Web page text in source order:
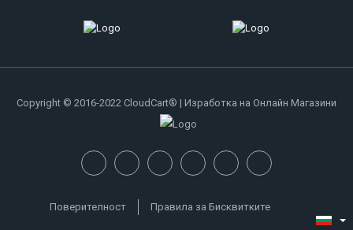
Copyright © 2016-2022 CloudCart® | Изработка на Онлайн Магазини
Поверителност Правила за Бисквитките